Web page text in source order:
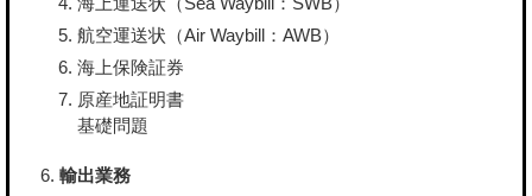
航空運送状（Air Waybill：AWB）
海上保険証券
原産地証明書
基礎問題
輸出業務